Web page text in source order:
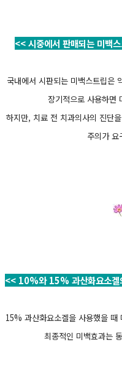
<< 시중에서 판매되는 미백
국내에서 시판되는 미백스트립은
장기적으로 사용하면
하지만, 치료 전 치과의사의 진단
주의가 요
<< 10%와 15% 과산화요소겔
15% 과산화요소겔을 사용했을 때
최종적인 미백효과는